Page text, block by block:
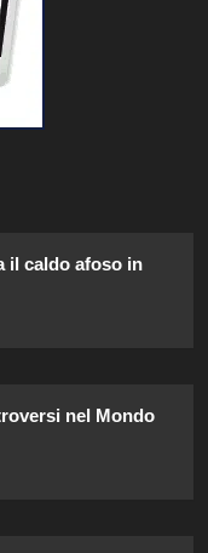
il caldo afoso in
nel Mondo